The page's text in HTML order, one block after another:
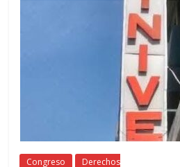
Congreso Derechos